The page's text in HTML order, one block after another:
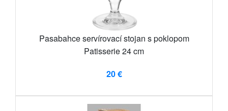
Pasabahce servírovací stojan s poklopom
Patisserie 24 cm
20 €